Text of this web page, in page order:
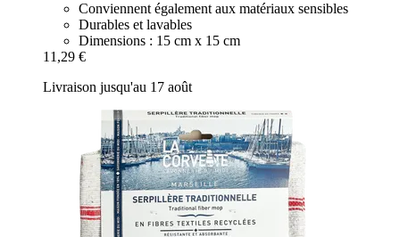
Conviennent également aux matériaux sensibles
Durables et lavables
Dimensions : 15 cm x 15 cm
11,29 €
Livraison jusqu'au 17 août